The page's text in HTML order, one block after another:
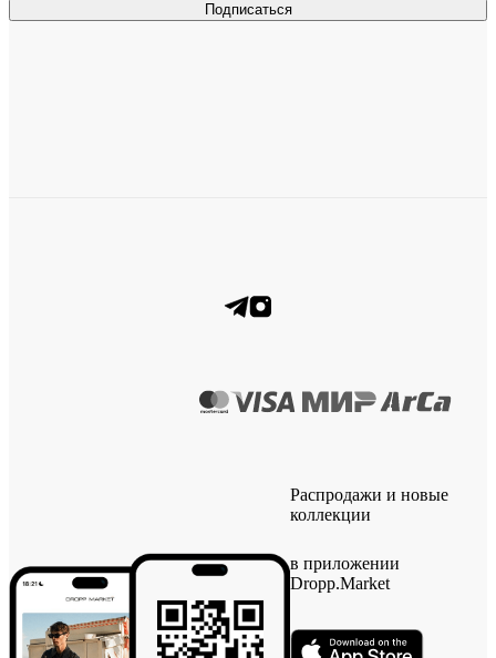
Подписаться
Распродажи и новые
коллекции
в приложении
Dropp.Market